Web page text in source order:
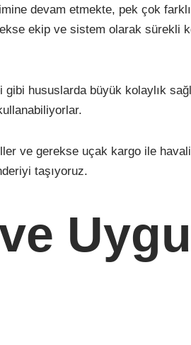
devam etmekte, pek çok
ekip ve sistem olarak sürekli
hususlarda büyük kolaylık
ve gerekse uçak kargo ile
taşıyoruz.